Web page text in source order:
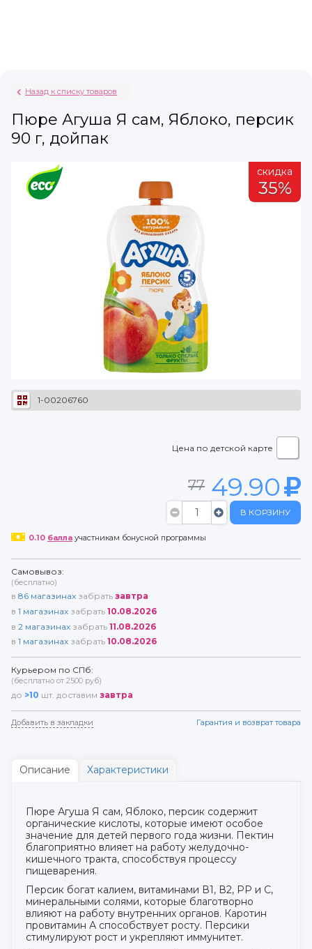
Назад к списку товаров
Пюре Агуша Я сам, Яблоко, персик
90 г, дойпак
скидка
35%
1-00206760
Цена по детской карте
77 49.90
В КОРЗИНУ
0.10 баллаучастникам бонусной программы
Самовывоз:
(бесплатно)
в 86 магазинах забрать завтра
в 1 магазинах забрать 10.08.2026
в 2 магазинах забрать 11.08.2026
в 1 магазинах забрать 10.08.2026
Курьером по СПб:
(бесплатно от 2500 руб)
до >10 шт. доставим завтра
Добавить в закладки Гарантия и возврат товара
Описание Характеристики
Пюре Агуша Я сам, Яблоко, персик содержит
органические кислоты, которые имеют особое
значение для детей первого года жизни. Пектин
благоприятно влияет на работу желудочно-
кишечного тракта, способствуя процессу
пищеварения.
Персик богат калием, витаминами В1, В2, РР и С,
минеральными солями, которые благотворно
влияют на работу внутренних органов. Каротин
провитамин А способствует росту. Персики
стимулируют рост и укрепляют иммунитет.